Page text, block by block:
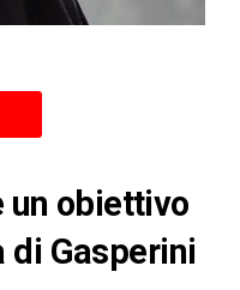
un obiettivo
di Gasperini